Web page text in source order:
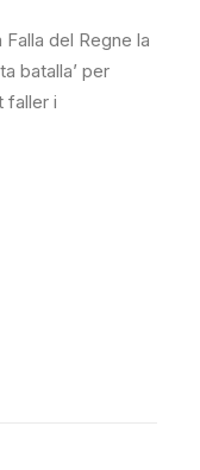
del Regne la
batalla’ per
faller i